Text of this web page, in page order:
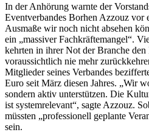
In der Anhörung warnte der
Eventverbandes Borhen Azzouz vor
Ausmaße wir noch nicht absehen
ein „massiver Fachkräftemangel“.
kehrten in ihrer Not der Branche
voraussichtlich nie mehr
Mitglieder seines Verbandes
Euro seit März diesen Jahres. „Wir
sondern aktiv unterstützen. Die
ist systemrelevant“, sagte Azzouz.
müssten „professionell geplante
sein.